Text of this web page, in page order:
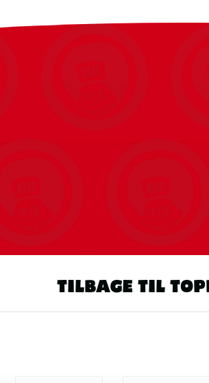
TILBAGE TIL